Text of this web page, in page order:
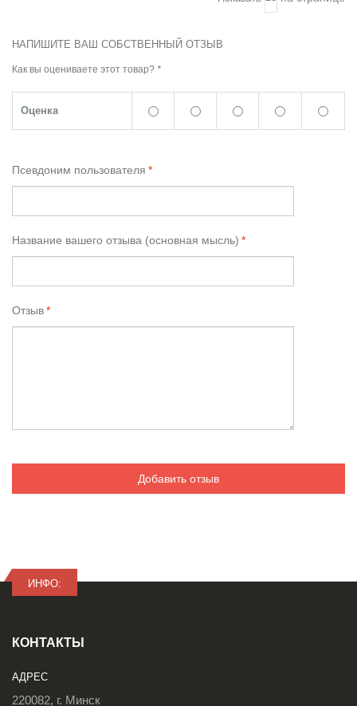
НАПИШИТЕ ВАШ СОБСТВЕННЫЙ ОТЗЫВ
Как вы оцениваете этот товар? *
Оценка
*
Псевдоним пользователя
*
Название вашего отзыва (основная мысль)
*
Отзыв
Добавить отзыв
ИНФО:
КОНТАКТЫ
АДРЕС
220082, г. Минск